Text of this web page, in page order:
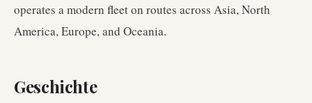
operates a modern fleet on routes across Asia, North
America, Europe, and Oceania.
Geschichte